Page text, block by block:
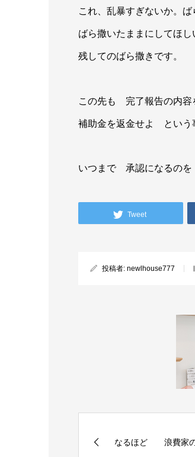
これ、乱暴すぎないか。
ばら撒いたままにしてほ
残してのばら撒きです。
この先も 完了報告の内
補助金を返金せよ という
いつまで 承認になるの
Tweet
投稿者: newlhouse777
なるほど 浪費家